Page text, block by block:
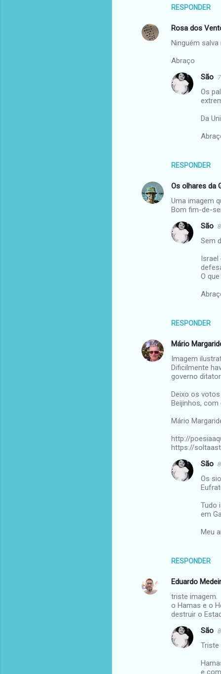
RESPONDER
Rosa dos
Ninguém
Abraço
RESPONDER
São
Os
Da
Os olhares da
Uma imagem
Bom fim-de-
RESPONDER
São
Sem
Israel
O
Mário
Imagem
Dificilmente
governo
Deixo os
Beijinhos, com
Mário
http://
https://
RESPONDER
São
Os
Tudo
em
Meu
Eduardo
triste imagem.
o Hamas e o
destruir o
São
Triste
e